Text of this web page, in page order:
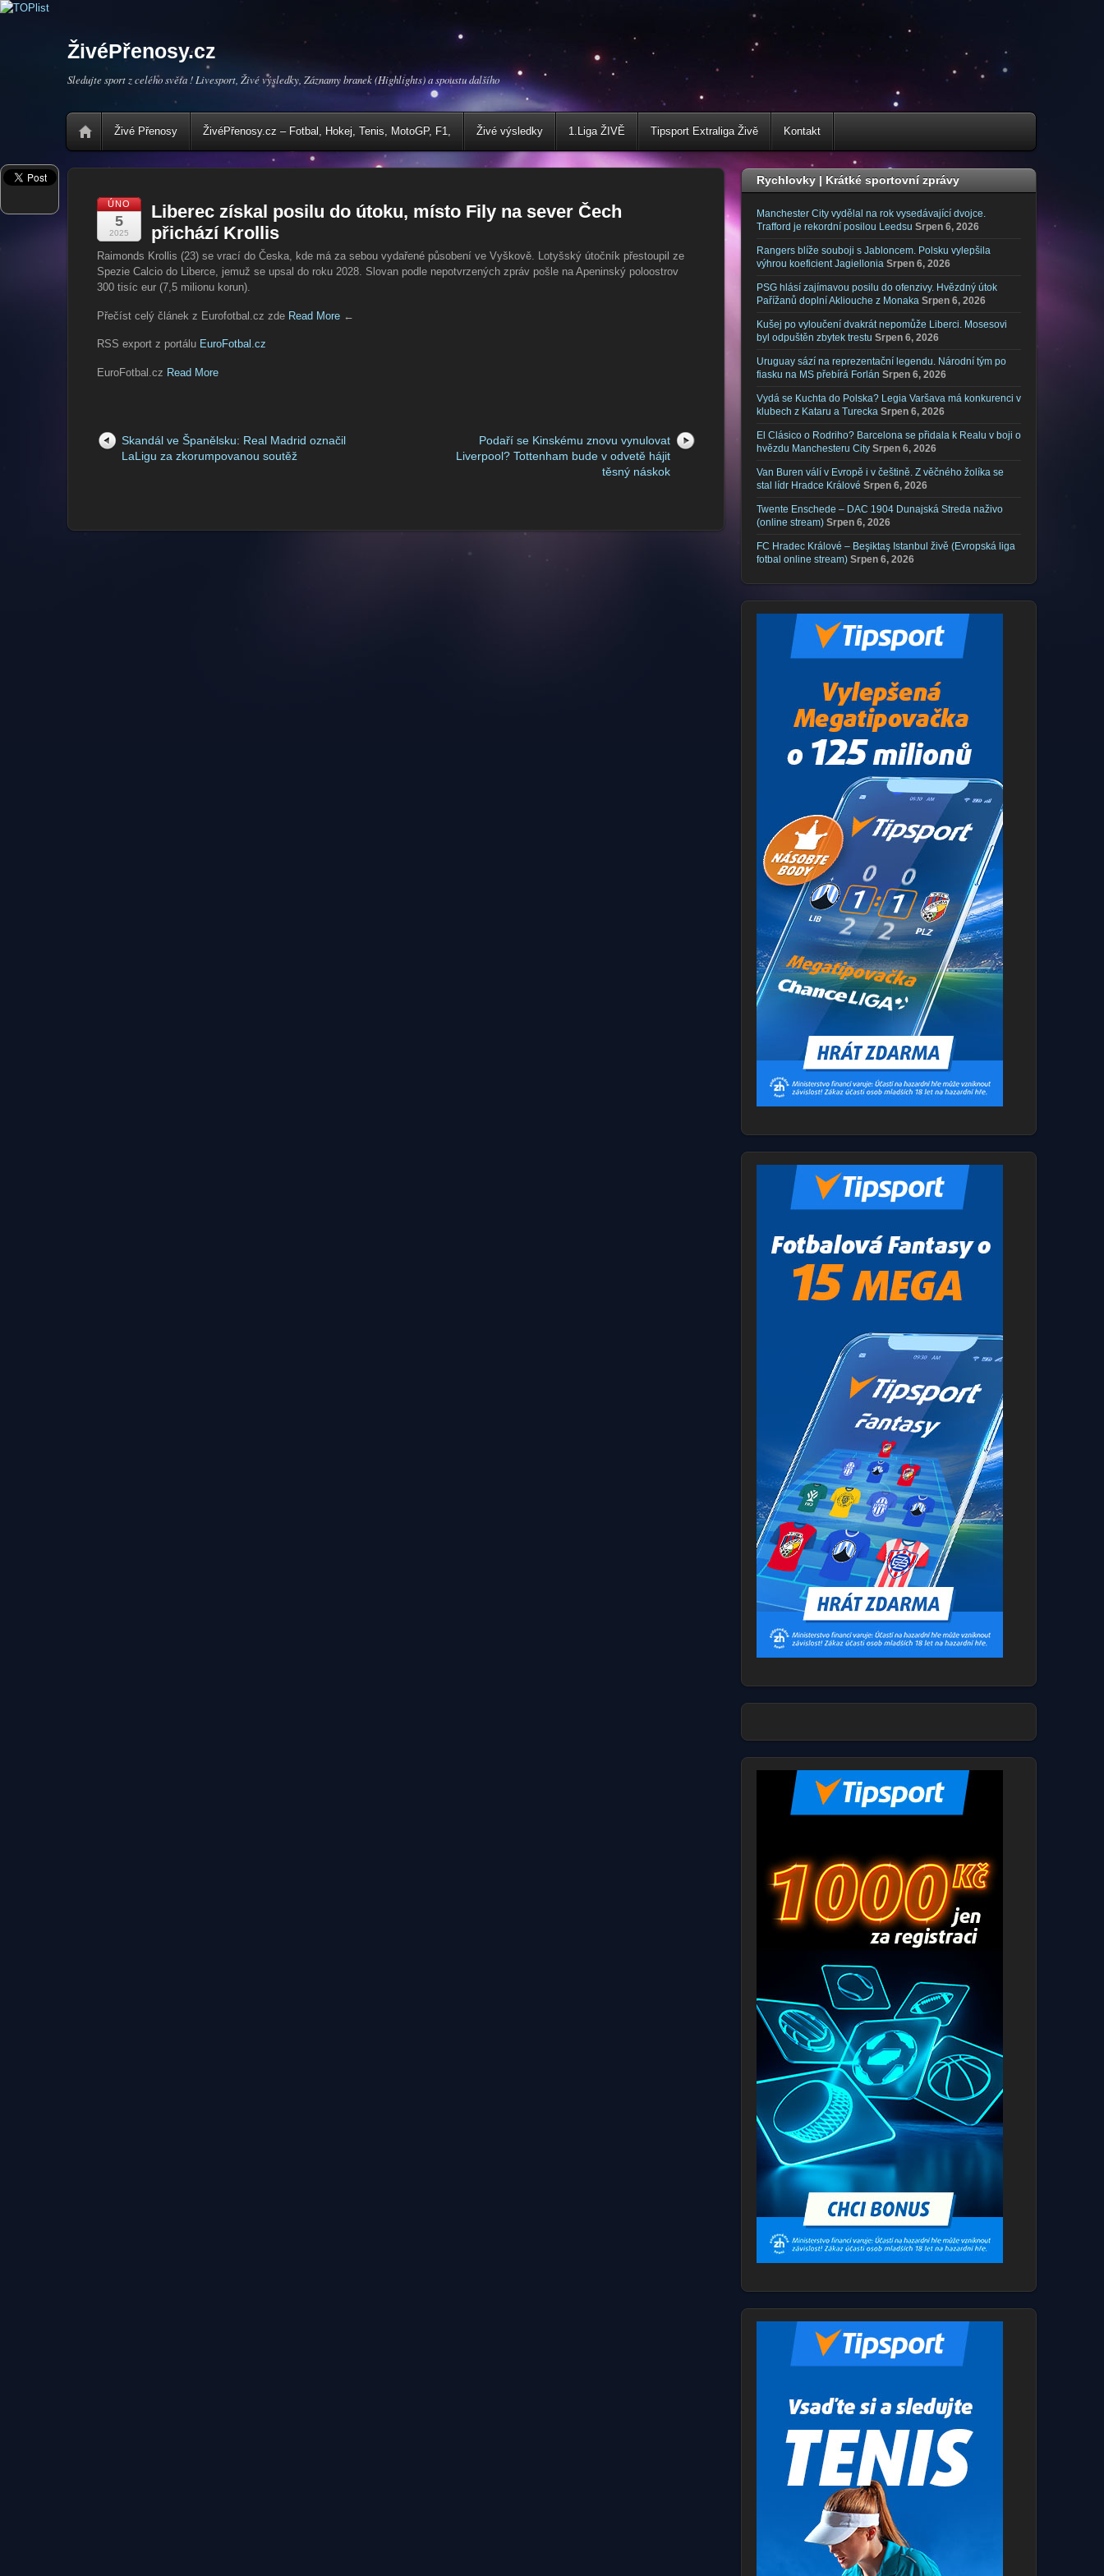
ŽivéPřenosy.cz
Sledujte sport z celého světa ! Livesport, Živé výsledky, Záznamy branek (Highlights) a spoustu dalšího
Živé Přenosy ŽivéPřenosy.cz – Fotbal, Hokej, Tenis, MotoGP, F1, Živé výsledky 1.Liga ŽIVĚ Tipsport Extraliga Živě Kontakt
ÚNO
5
2025
Liberec získal posilu do útoku, místo Fily na sever Čech
přichází Krollis
Raimonds Krollis (23) se vrací do Česka, kde má za sebou vydařené působení ve Vyškově. Lotyšský útočník přestoupil ze
Spezie Calcio do Liberce, jemuž se upsal do roku 2028. Slovan podle nepotvrzených zpráv pošle na Apeninský poloostrov
300 tisíc eur (7,5 milionu korun).
Přečíst celý článek z Eurofotbal.cz zde Read More ←
RSS export z portálu EuroFotbal.cz
EuroFotbal.cz Read More
Skandál ve Španělsku: Real Madrid označil
LaLigu za zkorumpovanou soutěž
Podaří se Kinskému znovu vynulovat
Liverpool? Tottenham bude v odvetě hájit
těsný náskok
Rychlovky | Krátké sportovní zprávy
Manchester City vydělal na rok vysedávající dvojce.
Trafford je rekordní posilou Leedsu Srpen 6, 2026
Rangers blíže souboji s Jabloncem. Polsku vylepšila
výhrou koeficient Jagiellonia Srpen 6, 2026
PSG hlásí zajímavou posilu do ofenzivy. Hvězdný útok
Pařížanů doplní Akliouche z Monaka Srpen 6, 2026
Kušej po vyloučení dvakrát nepomůže Liberci. Mosesovi
byl odpuštěn zbytek trestu Srpen 6, 2026
Uruguay sází na reprezentační legendu. Národní tým po
fiasku na MS přebírá Forlán Srpen 6, 2026
Vydá se Kuchta do Polska? Legia Varšava má konkurenci v
klubech z Kataru a Turecka Srpen 6, 2026
El Clásico o Rodriho? Barcelona se přidala k Realu v boji o
hvězdu Manchesteru City Srpen 6, 2026
Van Buren válí v Evropě i v češtině. Z věčného žolíka se
stal lídr Hradce Králové Srpen 6, 2026
Twente Enschede – DAC 1904 Dunajská Streda naživo
(online stream) Srpen 6, 2026
FC Hradec Králové – Beşiktaş Istanbul živě (Evropská liga
fotbal online stream) Srpen 6, 2026